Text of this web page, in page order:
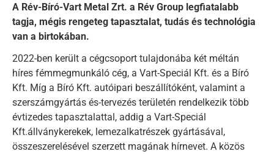
A Rév-Bíró-Vart Metal Zrt. a Rév Group legfiatalabb
tagja, mégis rengeteg tapasztalat, tudás és technológia
van a birtokában.
2022-ben került a cégcsoport tulajdonába két méltán
híres fémmegmunkáló cég, a Vart-Speciál Kft. és a Bíró
Kft. Míg a Bíró Kft. autóipari beszállítóként, valamint a
szerszámgyártás és-tervezés területén rendelkezik több
évtizedes tapasztalattal, addig a Vart-Speciál
Kft.állványkerekek, lemezalkatrészek gyártásával,
összeszerelésével szerzett magának hírnevet. A közös